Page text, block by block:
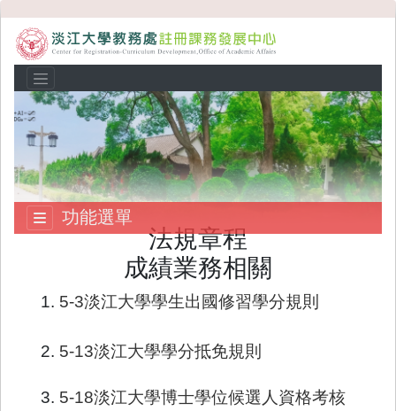
功能選單
法規章程
成績業務相關
1. 5-3淡江大學學生出國修習學分規則
2. 5-13淡江大學學分抵免規則
3. 5-18淡江大學博士學位候選人資格考核